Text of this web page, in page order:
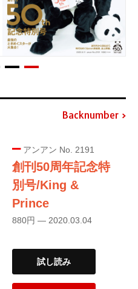
Backnumber
アンアン No. 2191
創刊50周年記念特
別号/King &
Prince
880円 — 2020.03.04
試し読み